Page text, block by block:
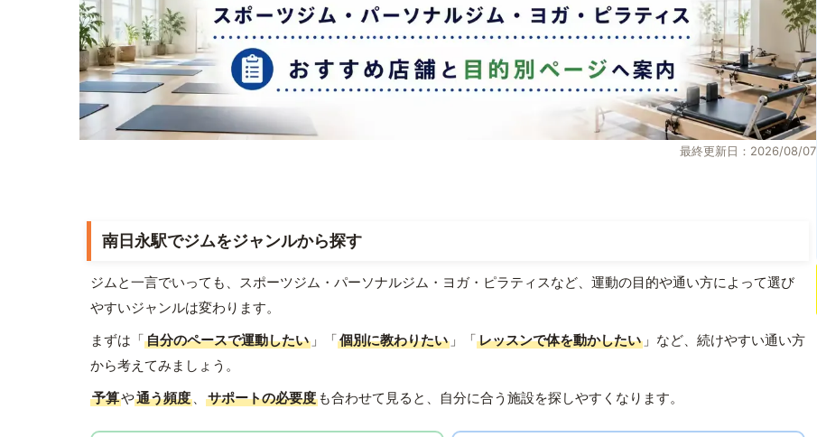
最終更新日：2026/08/07
南日永駅でジムをジャンルから探す
ジムと一言でいっても、スポーツジム・パーソナルジム・ヨガ・ピラティスなど、運動の目的や通い方によって選び
やすいジャンルは変わります。
まずは「自分のペースで運動したい 」「個別に教わりたい 」「レッスンで体を動かしたい 」など、続けやすい通い方
から考えてみましょう。
予算や通う頻度 、 サポートの必要度 も合わせて見ると、自分に合う施設を探しやすくなります。